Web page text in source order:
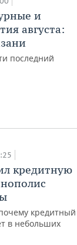
и
августа:
последний
кредитную
кредитный
в небольших